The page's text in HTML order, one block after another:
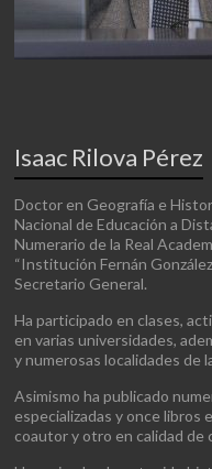
Isaac Rilova Pérez
Doctor en Geografía e
Nacional de Educación a
Numerario de la Real
“Institución Fernán
Secretario General.
Ha participado en clases,
en varias universidades,
y numerosas localidades de
Asimismo ha publicado
especializadas y once libros
coautor y otro en calidad de